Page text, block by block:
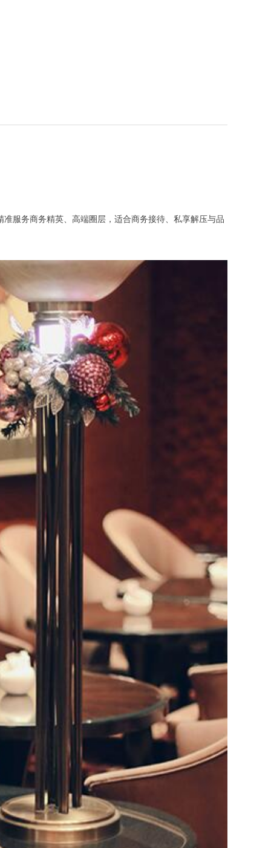
服务商务精英、高端圈层，适合商务接待、私享解压与品